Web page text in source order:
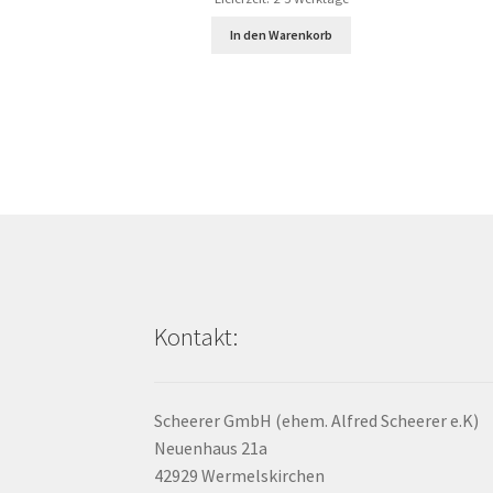
In den Warenkorb
Kontakt:
Scheerer GmbH (ehem. Alfred Scheerer e.K)
Neuenhaus 21a
42929 Wermelskirchen